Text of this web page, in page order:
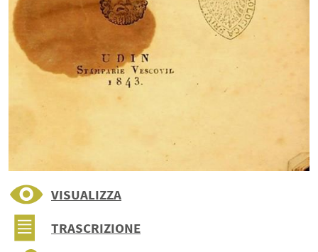
VISUALIZZA
TRASCRIZIONE